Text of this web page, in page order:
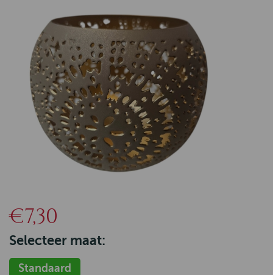
€7,30
Selecteer maat:
Standaard